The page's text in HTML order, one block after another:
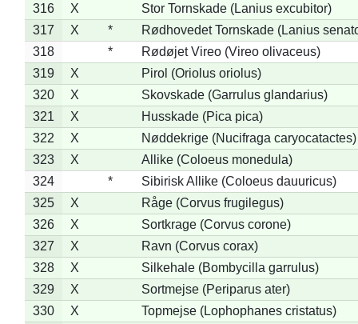
316
X
Stor Tornskade (Lanius excubitor)
317
X *
Rødhovedet Tornskade (Lanius
318
*
Rødøjet Vireo (Vireo olivaceus)
319
X
Pirol (Oriolus oriolus)
320
X
Skovskade (Garrulus glandarius)
321
X
Husskade (Pica pica)
322
X
Nøddekrige (Nucifraga caryocatactes)
323
X
Allike (Coloeus monedula)
324
*
Sibirisk Allike (Coloeus dauuricus)
325
X
Råge (Corvus frugilegus)
326
X
Sortkrage (Corvus corone)
327
X
Ravn (Corvus corax)
328
X
Silkehale (Bombycilla garrulus)
329
X
Sortmejse (Periparus ater)
330
X
Topmejse (Lophophanes cristatus)